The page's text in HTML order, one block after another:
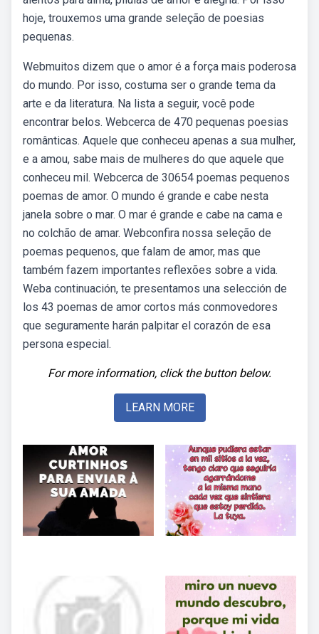
hoje, trouxemos uma grande seleção de poesias
pequenas.
Webmuitos dizem que o amor é a força mais poderosa
do mundo. Por isso, costuma ser o grande tema da
arte e da literatura. Na lista a seguir, você pode
encontrar belos. Webcerca de 470 pequenas poesias
românticas. Aquele que conheceu apenas a sua mulher,
e a amou, sabe mais de mulheres do que aquele que
conheceu mil. Webcerca de 30654 poemas pequenos
poemas de amor. O mundo é grande e cabe nesta
janela sobre o mar. O mar é grande e cabe na cama e
no colchão de amar. Webconfira nossa seleção de
poemas pequenos, que falam de amor, mas que
também fazem importantes reflexões sobre a vida.
Weba continuación, te presentamos una selección de
los 43 poemas de amor cortos más conmovedores
que seguramente harán palpitar el corazón de esa
persona especial.
For more information, click the button below.
LEARN MORE